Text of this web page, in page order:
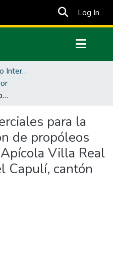
Log In
Facultad de Comercio Internacional, Integración, Administración y Economía Empresarial
“Alternativas comerciales para la internacionalización de propóleos de abeja desde la Apícola Villa Real de la comunidad el Capulí, cantón Montúfar
para la
de propóleos
Villa Real
Capulí, cantón